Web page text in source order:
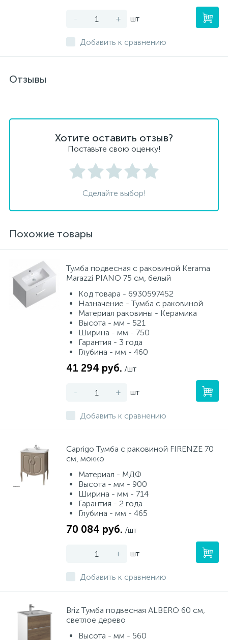
- + шт
Добавить к сравнению
Отзывы
Хотите оставить отзыв?
Поставьте свою оценку!
Сделайте выбор!
Похожие товары
Тумба подвесная с раковиной Kerama
Marazzi PIANO 75 см, белый
Код товара - 6930597452
Назначение - Тумба с раковиной
Материал раковины - Керамика
Высота - мм - 521
Ширина - мм - 750
Гарантия - 3 года
Глубина - мм - 460
41 294 руб. /шт
- + шт
Добавить к сравнению
Caprigo Тумба с раковиной FIRENZE 70
см, мокко
Материал - МДФ
Высота - мм - 900
Ширина - мм - 714
Гарантия - 2 года
Глубина - мм - 465
70 084 руб. /шт
- + шт
Добавить к сравнению
Briz Тумба подвесная ALBERO 60 см,
светлое дерево
Высота - мм - 560